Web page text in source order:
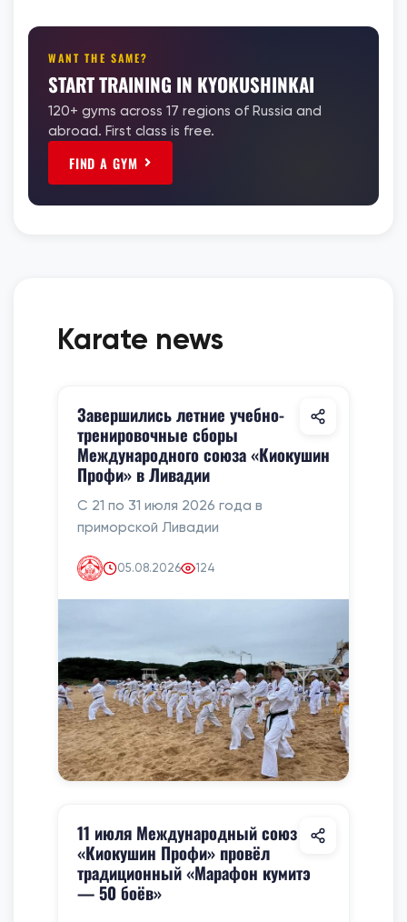
WANT THE SAME?
START TRAINING IN KYOKUSHINKAI
120+ gyms across 17 regions of Russia and
abroad. First class is free.
FIND A GYM
Karate news
Завершились летние учебно-
тренировочные сборы
Международного союза «Киокушин
Профи» в Ливадии
С 21 по 31 июля 2026 года в
приморской Ливадии
05.08.2026 124
11 июля Международный союз
«Киокушин Профи» провёл
традиционный «Марафон кумитэ
— 50 боёв»